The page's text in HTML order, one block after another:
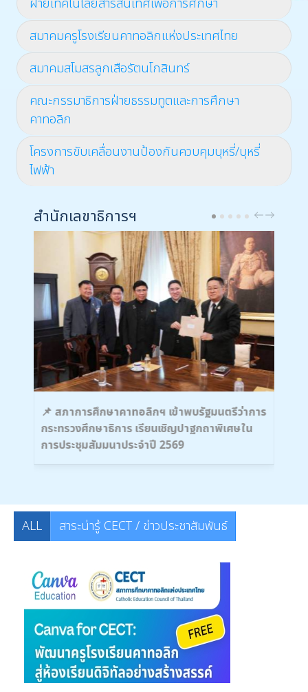
สมาคมครูโรงเรียนคาทอลิกแห่งประเทศไทย
สมาคมสโมสรลูกเสือรัตนโกสินทร์
คณะกรรมาธิการฝ่ายธรรมทูตและการศึกษา
คาทอลิก
โครงการขับเคลื่อนงานป้องกันควบคุมบุหรี่/บุหรี่
ไฟฟ้า
สำนักเลขาธิการฯ PREVNEXT
📌 สภาการศึกษาคาทอลิกฯ เข้าพบรัฐมนตรีว่าการ
กระทรวงศึกษาธิการ เรียนเชิญปาฐกถาพิเศษใน
การประชุมสัมมนาประจำปี 2569
ALL สาระน่ารู้ CECT / ข่าวประชาสัมพันธ์